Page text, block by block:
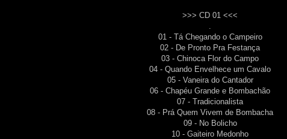
>>> CD 01 <<<
01 - Tá Chegando o Campeiro
02 - De Pronto Pra Festança
03 - Chinoca Flor do Campo
04 - Quando Envelhece um Cavalo
05 - Vaneira do Cantador
06 - Chapéu Grande e Bombachão
07 - Tradicionalista
08 - Prá Quem Vivem de Bombacha
09 - No Bolicho
10 - Gaiteiro Medonho